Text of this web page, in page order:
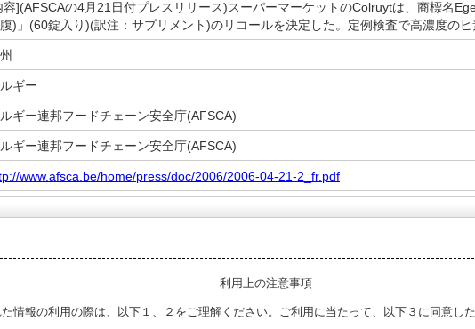
容](AFSCAの4月21日付プレスリリース)スーパーマーケットのColruytは、商標名
)」(60錠入り)(訳注：サプリメント)のリコールを決定した。定例検査で高濃度のヒ
ギー
ギー連邦フードチェーン安全庁(AFSCA)
ギー連邦フードチェーン安全庁(AFSCA)
www.afsca.be/home/press/doc/2006/2006-04-21-2_fr.pdf
利用上の注意事項
情報の利用の際は、以下１、２をご理解ください。ご利用に当たって、以下３に同意した